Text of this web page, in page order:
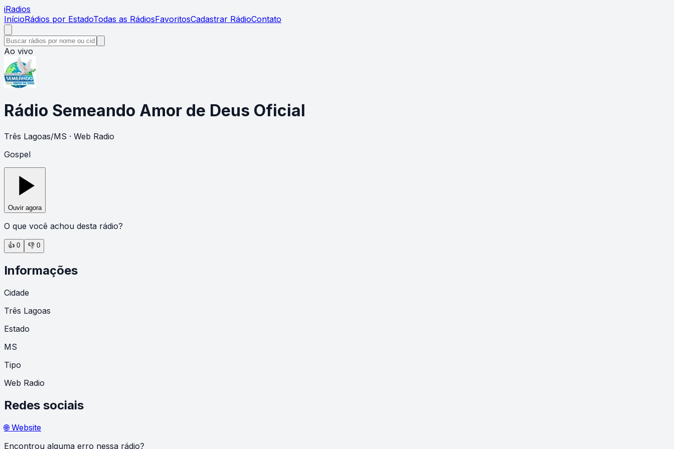
iRadios
InícioRádios por EstadoTodas as RádiosFavoritosCadastrar RádioContato
Ao vivo
Rádio Semeando Amor de Deus Oficial
Três Lagoas/MS · Web Radio
Gospel
Ouvir agora
O que você achou desta rádio?
👍 0 👎 0
Informações
Cidade
Três Lagoas
Estado
MS
Tipo
Web Radio
Redes sociais
🌐 Website
Encontrou alguma erro nessa rádio?